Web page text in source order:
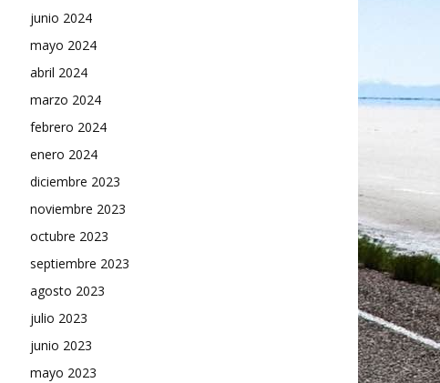
junio 2024
mayo 2024
abril 2024
marzo 2024
febrero 2024
enero 2024
diciembre 2023
noviembre 2023
octubre 2023
septiembre 2023
agosto 2023
julio 2023
junio 2023
mayo 2023